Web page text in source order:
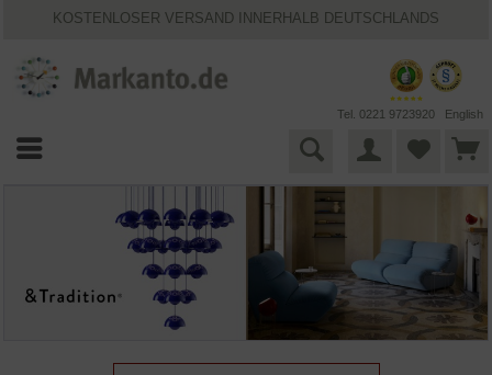
KOSTENLOSER VERSAND INNERHALB DEUTSCHLANDS
BESTPRICE-GARANTIE
Tel. 0221 9723920 English